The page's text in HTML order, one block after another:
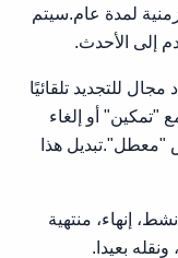
لمدة عام.سيتم
إلى الأحدث.
للتجديد تلقائيًا
"تمكين" أو إلغاء
هذا
إنهاء، منتهية
بعيدا.